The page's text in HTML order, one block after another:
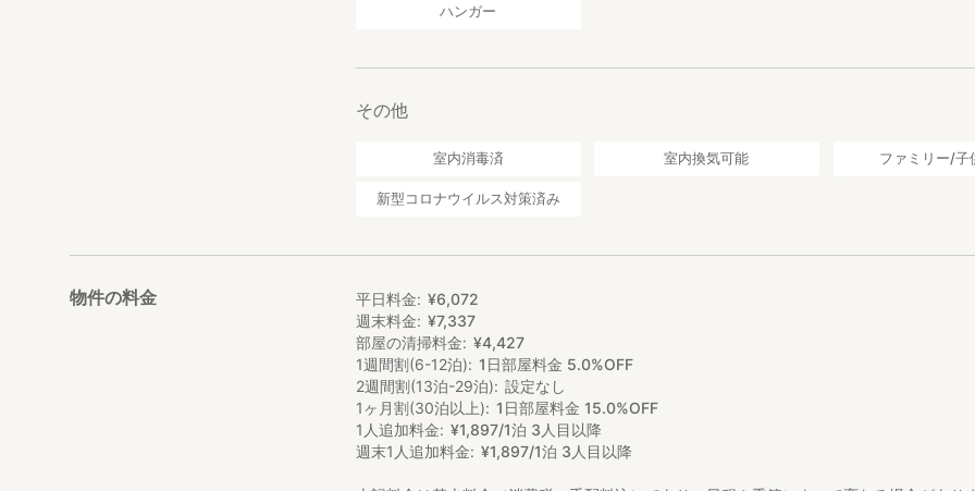
ハンガー
その他
室内消毒済 室内換気可能 ファミリー/子
新型コロナウイルス対策済み
物件の料金 平日料金 ¥6,072
週末料金
¥7,337
部屋の清掃料金
¥4,427
1週間割(6-12泊)
1日部屋料金 5.0%OFF
2週間割(13泊-29泊)
設定なし
1ヶ月割(30泊以上)
1日部屋料金 15.0%OFF
1人追加料金
¥1,897/1泊 3人目以降
週末1人追加料金
¥1,897/1泊 3人目以降